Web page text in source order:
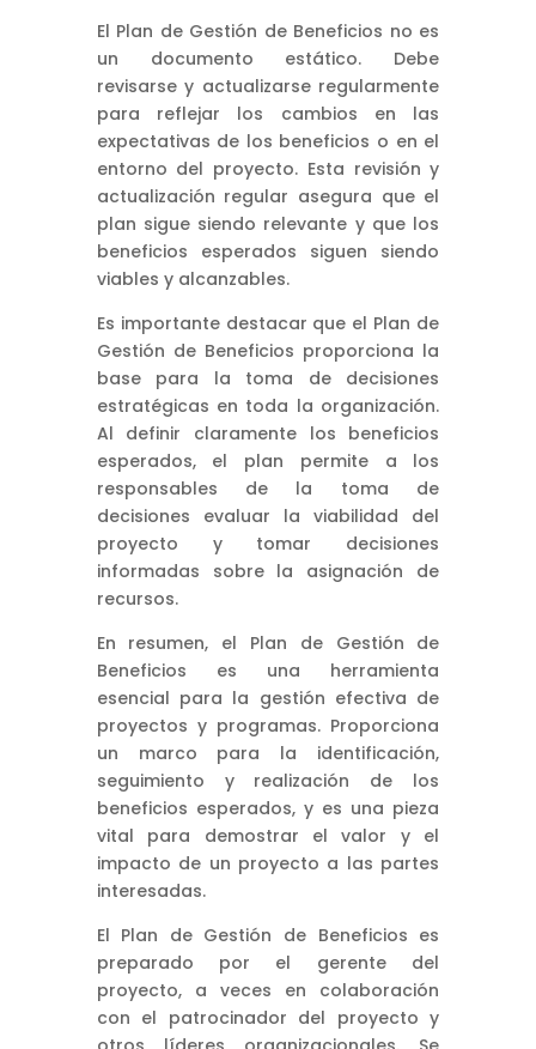
El Plan de Gestión de Beneficios no es
un documento estático. Debe
revisarse y actualizarse regularmente
para reflejar los cambios en las
expectativas de los beneficios o en el
entorno del proyecto. Esta revisión y
actualización regular asegura que el
plan sigue siendo relevante y que los
beneficios esperados siguen siendo
viables y alcanzables.
Es importante destacar que el Plan de
Gestión de Beneficios proporciona la
base para la toma de decisiones
estratégicas en toda la organización.
Al definir claramente los beneficios
esperados, el plan permite a los
responsables de la toma de
decisiones evaluar la viabilidad del
proyecto y tomar decisiones
informadas sobre la asignación de
recursos.
En resumen, el Plan de Gestión de
Beneficios es una herramienta
esencial para la gestión efectiva de
proyectos y programas. Proporciona
un marco para la identificación,
seguimiento y realización de los
beneficios esperados, y es una pieza
vital para demostrar el valor y el
impacto de un proyecto a las partes
interesadas.
El Plan de Gestión de Beneficios es
preparado por el gerente del
proyecto, a veces en colaboración
con el patrocinador del proyecto y